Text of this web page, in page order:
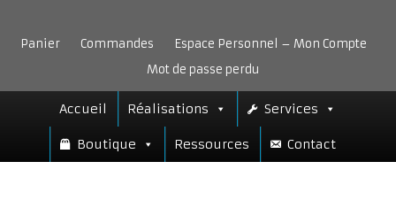
contenu
Panier Commandes
Espace Personnel – Mon Compte
Mot de passe perdu
Accueil Réalisations Services
Boutique Ressources Contact